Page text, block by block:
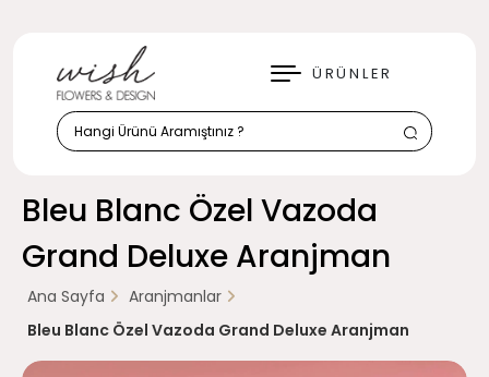
ÜRÜNLER
KAPAT
Bleu Blanc Özel Vazoda
Grand Deluxe Aranjman
Ana Sayfa
Aranjmanlar
Bleu Blanc Özel Vazoda Grand Deluxe Aranjman